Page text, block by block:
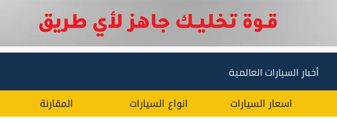
أخبار السيارات العالمية
اسعار السيارات انواع السيارات المقارنة